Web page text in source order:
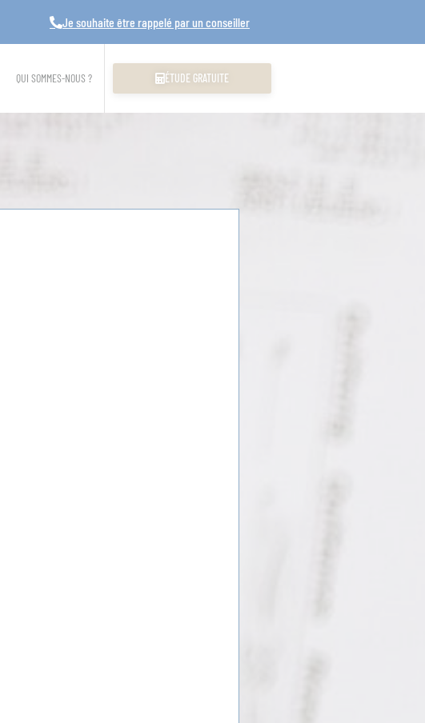
Je souhaite être rappelé par un conseiller
QUI SOMMES-NOUS ? ÉTUDE GRATUITE